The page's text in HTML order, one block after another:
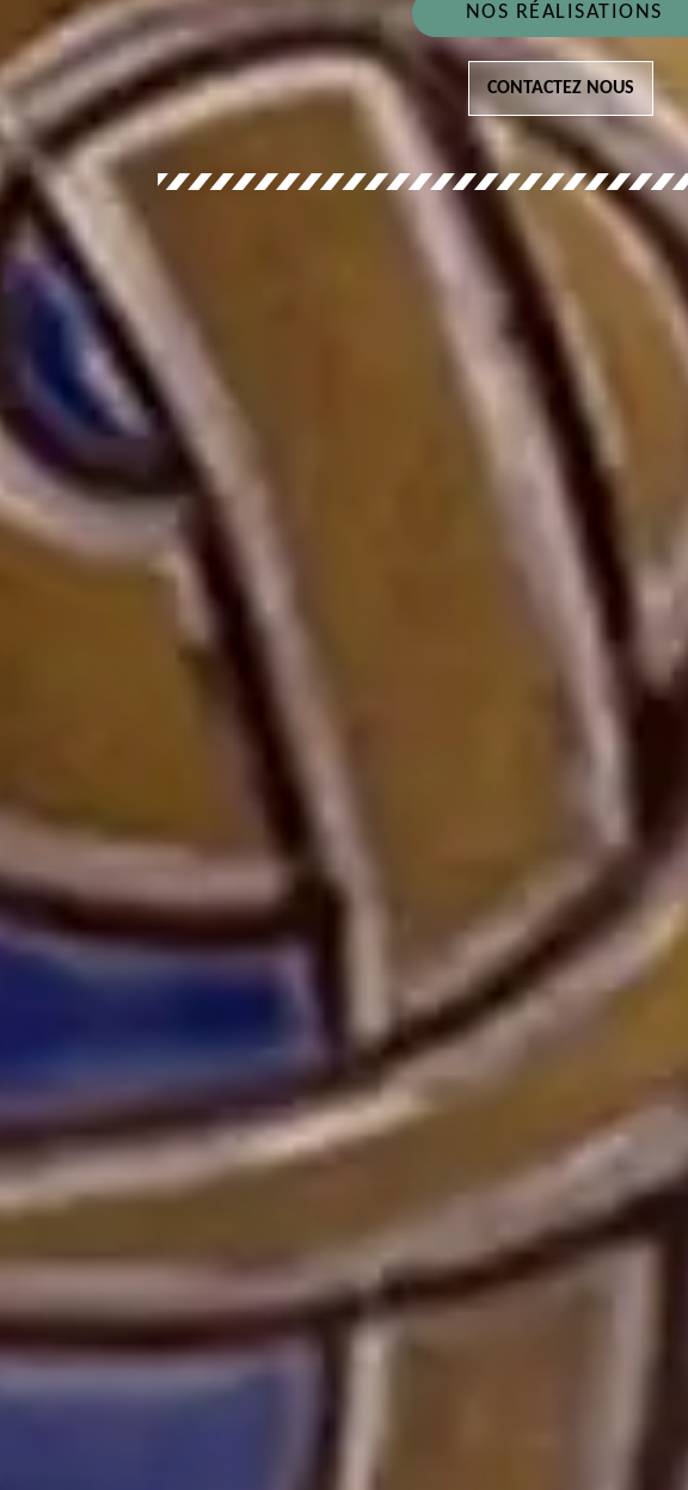
NOS RÉALISATIONS
CONTACTEZ NOUS